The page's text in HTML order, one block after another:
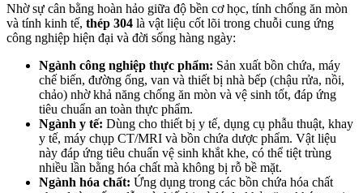
Nhờ sự cân bằng hoàn hảo giữa độ bền cơ học, tính chống ăn mòn
và tính kinh tế, thép 304 là vật liệu cốt lõi trong chuỗi cung ứng
công nghiệp hiện đại và đời sống hàng ngày:
Ngành công nghiệp thực phẩm: Sản xuất bồn chứa, máy
chế biến, đường ống, van và thiết bị nhà bếp (chậu rửa, nồi,
chảo) nhờ khả năng chống ăn mòn và vệ sinh tốt, đáp ứng
tiêu chuẩn an toàn thực phẩm.
Ngành y tế: Dùng cho thiết bị y tế, dụng cụ phẫu thuật, khay
y tế, máy chụp CT/MRI và bồn chứa dược phẩm. Vật liệu
này đáp ứng tiêu chuẩn vệ sinh khắt khe, có thể tiệt trùng
nhiều lần bằng hóa chất mà không bị rỗ bề mặt.
Ngành hóa chất: Ứng dụng trong các bồn chứa hóa chất